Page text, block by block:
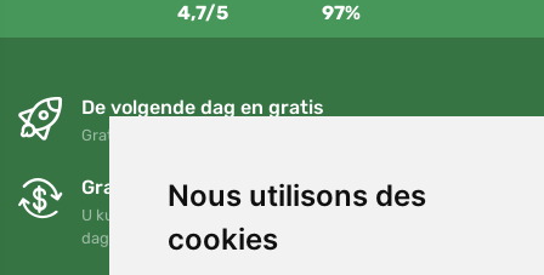
Nous utilisons des
cookies
4,7/5 97%
De volgende dag en gratis
Gratis verzending voor bestellingen boven 95 EUR
Gratis ruilen en retourneren
U kunt uw bestelling op elk gewenst moment binnen 90
dagen retourneren of ruilen